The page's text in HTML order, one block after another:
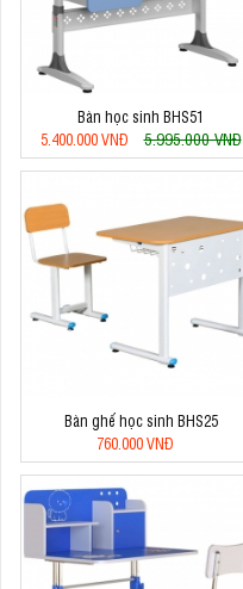
Bàn học sinh BHS51
5.400.000 VNĐ
5.995.000 VNĐ
Bàn ghế học sinh BHS25
760.000 VNĐ